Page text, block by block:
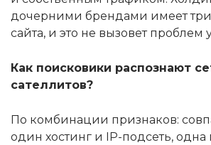
дочерними брендами имеет
сайта, и это не вызовет проблем
Как поисковики распознают
сателлитов?
По комбинации признаков:
один хостинг и IP-подсеть, одна